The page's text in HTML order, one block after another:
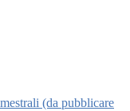
(da pubblicare